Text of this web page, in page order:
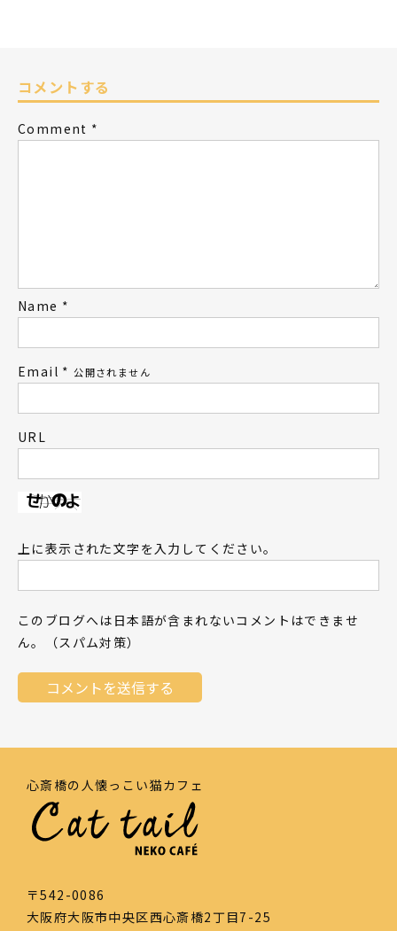
コメントする
Comment *
Name *
Email * 公開されません
URL
上に表示された文字を入力してください。
このブログへは日本語が含まれないコメントはできませ
ん。（スパム対策）
心斎橋の人懐っこい猫カフェ
〒542-0086
大阪府大阪市中央区西心斎橋2丁目7-25